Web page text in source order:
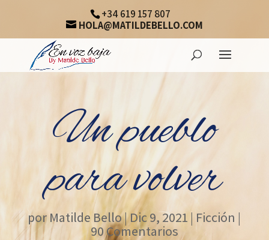
+34 619 157 807
HOLA@MATILDEBELLO.COM
Un pueblo
para volver
por Matilde Bello|Dic 9, 2021 | Ficción |
90 Comentarios